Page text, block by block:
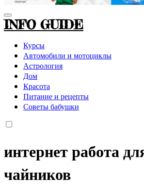
INFO GUIDE
Курсы
Автомобили и мотоциклы
Астрология
Дом
Красота
Питание и рецепты
Советы бабушки
интернет работа
чайников